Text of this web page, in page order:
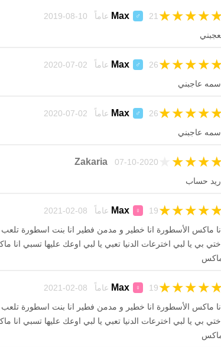
Max ♂ 21 عاماً 10-08-2019 ★
★
★
★
Max ♂ 26 عاماً 02-07-2020 ★
★
★
★
عاجبني
Max ♂ 26 عاماً 02-07-2020 ★
★
★
★
عاجبني
Zakaria07-10-2020 ★
★
★
حساب
Max ♀ 19 عاماً 08-02-2021 ★
★
★
★
ماكس الأسطورة انا خطير و مدمن فطير انا بنت اسطورة
بي يا لبي اخترعات الدنيا تعبي يا لبي اوعك عليها تسبي
Max ♀ 19 عاماً 08-02-2021 ★
★
★
★
ماكس الأسطورة انا خطير و مدمن فطير انا بنت اسطورة
بي يا لبي اخترعات الدنيا تعبي يا لبي اوعك عليها تسبي